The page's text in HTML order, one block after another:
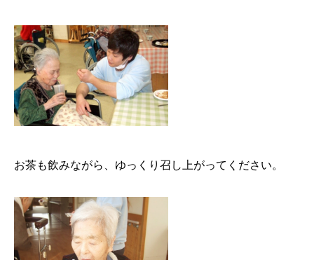
お茶も飲みながら、ゆっくり召し上がってください。